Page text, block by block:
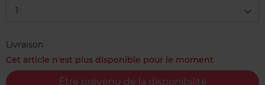
1
Livraison
Cet article n'est plus disponible pour le moment
Être prévenu de la disponibilité